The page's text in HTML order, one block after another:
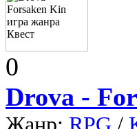
0
Drova -
Жанр: RPG /